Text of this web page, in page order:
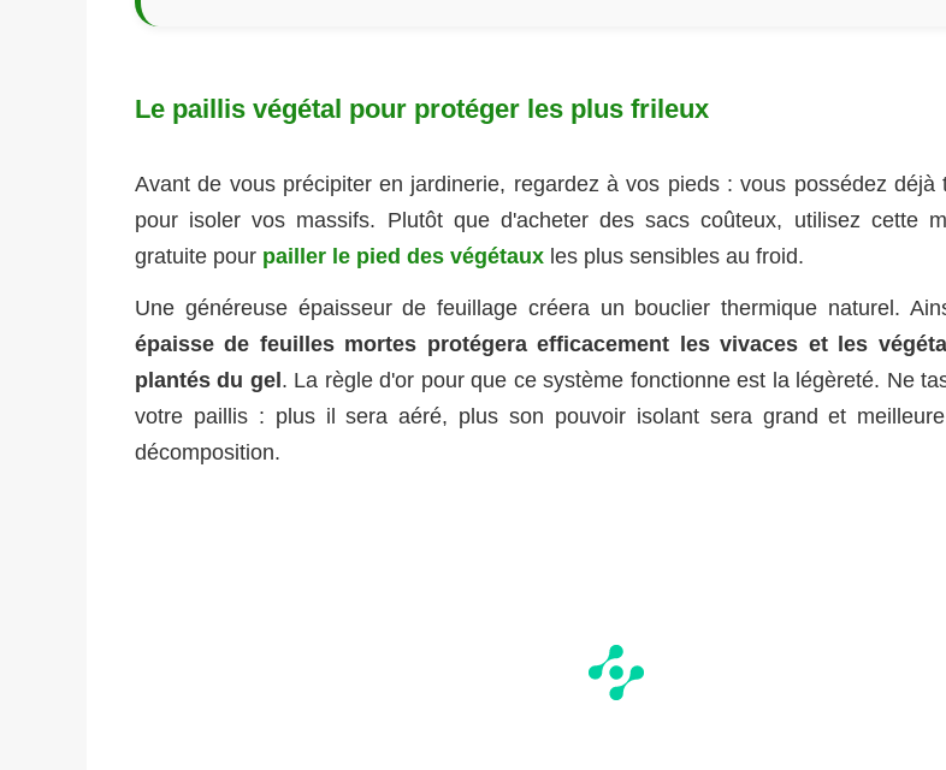
Le paillis végétal pour protéger les plus frileux
Avant de vous précipiter en jardinerie, regardez à vos pieds : vous possédez déjà
pour isoler vos massifs. Plutôt que d'acheter des sacs coûteux, utilisez cette
gratuite pour pailler le pied des végétaux les plus sensibles au froid.
Une généreuse épaisseur de feuillage créera un bouclier thermique naturel.
épaisse de feuilles mortes protégera efficacement les vivaces et les
plantés du gel. La règle d'or pour que ce système fonctionne est la légèreté. Ne
votre paillis : plus il sera aéré, plus son pouvoir isolant sera grand et
décomposition.